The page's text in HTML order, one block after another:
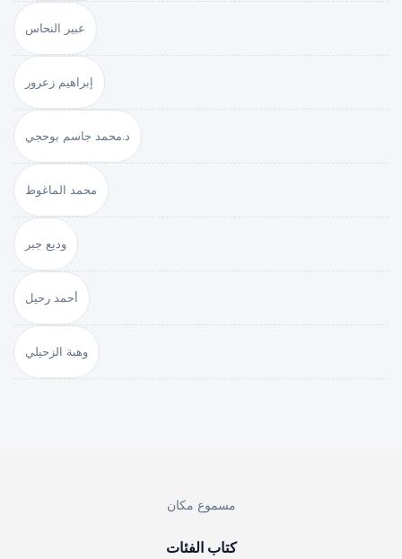
عبير النحاس
إبراهيم زعرور
د.محمد جاسم بوحجي
محمد الماغوط
وديع جبر
أحمد رحيل
وهبة الزحيلي
مسموع مكان
كتاب الفئات